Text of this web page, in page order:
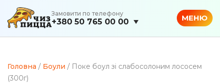
Замовити по телефону
+380 50 765 00 00 МЕНЮ
Головна / Боули / Поке боул зі слабосолоним лососем
(300г)